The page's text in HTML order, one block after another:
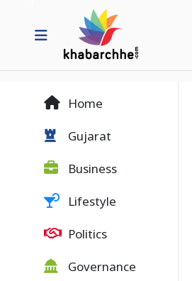
Home
Gujarat
Business
Lifestyle
Politics
Governance